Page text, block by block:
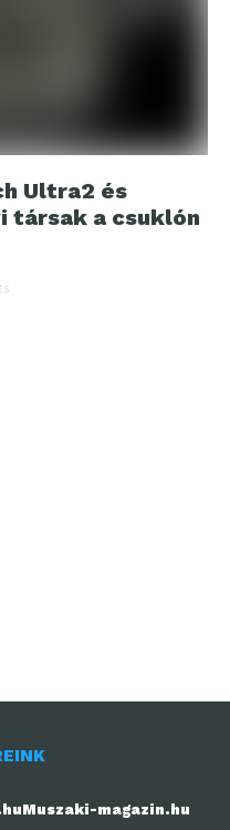
Ultra2 és
társak a csuklón
Muszaki-magazin.hu